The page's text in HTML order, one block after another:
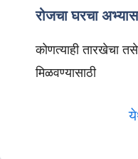
रोजचा घरचा
कोणत्याही तारखेचा
मिळवण्यासाठी